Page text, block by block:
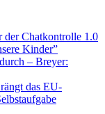
der Chatkontrolle 1.0
Kinder”
– Breyer:
das EU-